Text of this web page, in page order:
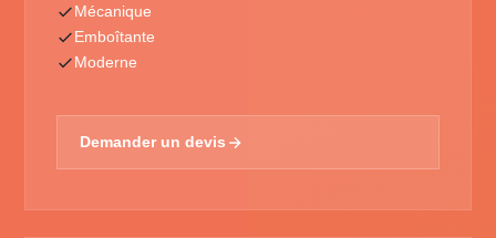
Mécanique
Emboîtante
Moderne
Demander un devis